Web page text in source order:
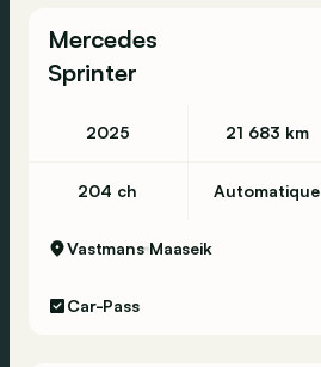
Mercedes
Sprinter
2025 21 683 km
204 ch Automatique
Vastmans Maaseik
Car-Pass